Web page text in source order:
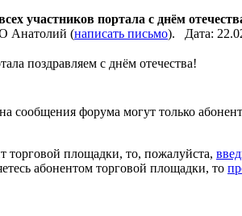
участников портала с днём
Анатолий (написать письмо). Дата:
поздравляем с днём отечества!
сообщения форума могут только
торговой площадки, то, пожалуйста,
абонентом торговой площадки, то